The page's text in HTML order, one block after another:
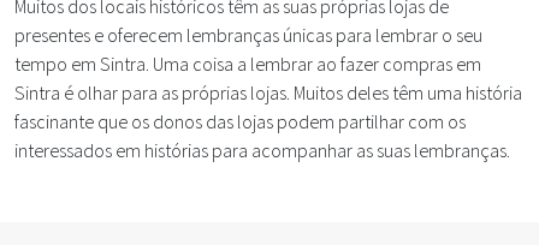
Muitos dos locais históricos têm as suas próprias lojas de
presentes e oferecem lembranças únicas para lembrar o seu
tempo em Sintra. Uma coisa a lembrar ao fazer compras em
Sintra é olhar para as próprias lojas. Muitos deles têm uma história
fascinante que os donos das lojas podem partilhar com os
interessados em histórias para acompanhar as suas lembranças.